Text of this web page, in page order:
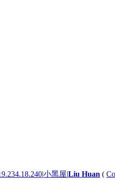
|小黑屋|Liu Huan (